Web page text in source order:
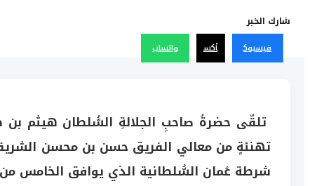
شارك الخبر
فيسبوك أكس واتساب
تلقّى حضرةُ صاحبِ الجلالةِ السُّلطان هيثم بن
تهنئةٍ من معالي الفريق حسن بن محسن
شرطة عُمان السُّلطانية الذي يوافق الخامس من